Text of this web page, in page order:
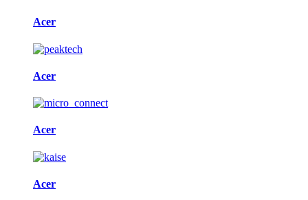
Acer
Acer
Acer
Acer